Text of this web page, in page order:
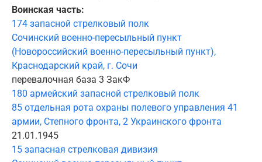
Воинская часть:
174 запасной стрелковый полк
Сочинский военно-пересыльный пункт
(Новороссийский военно-пересыльный пункт),
Краснодарский край, г. Сочи
перевалочная база 3 ЗакФ
180 армейский запасной стрелковый полк
85 отдельная рота охраны полевого управления 41
армии, Степного фронта, 2 Украинского фронта
21.01.1945
15 запасная стрелковая дивизия